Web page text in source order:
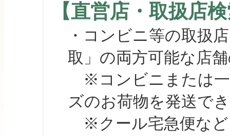
【直営店・取扱店
・コンビニ等の取扱
取」の両方可能な店
※コンビニまたは一
ズのお荷物を発送で
※クール宅急便など